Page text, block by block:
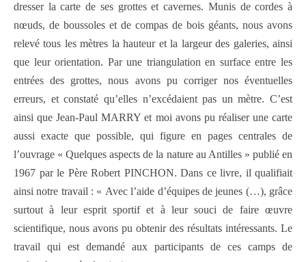
dresser la carte de ses grottes et cavernes. Munis de cordes à
nœuds, de boussoles et de compas de bois géants, nous avons
relevé tous les mètres la hauteur et la largeur des galeries, ainsi
que leur orientation. Par une triangulation en surface entre les
entrées des grottes, nous avons pu corriger nos éventuelles
erreurs, et constaté qu’elles n’excédaient pas un mètre. C’est
ainsi que Jean-Paul MARRY et moi avons pu réaliser une carte
aussi exacte que possible, qui figure en pages centrales de
l’ouvrage « Quelques aspects de la nature au Antilles » publié en
1967 par le Père Robert PINCHON. Dans ce livre, il qualifiait
ainsi notre travail : « Avec l’aide d’équipes de jeunes (…), grâce
surtout à leur esprit sportif et à leur souci de faire œuvre
scientifique, nous avons pu obtenir des résultats intéressants. Le
travail qui est demandé aux participants de ces camps de